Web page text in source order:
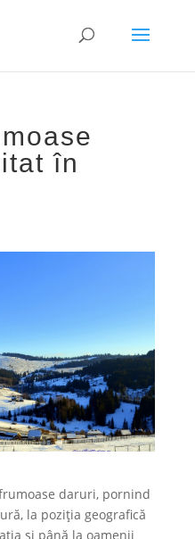
în
daruri, pornind
la poziţia geografică
şi până la oamenii